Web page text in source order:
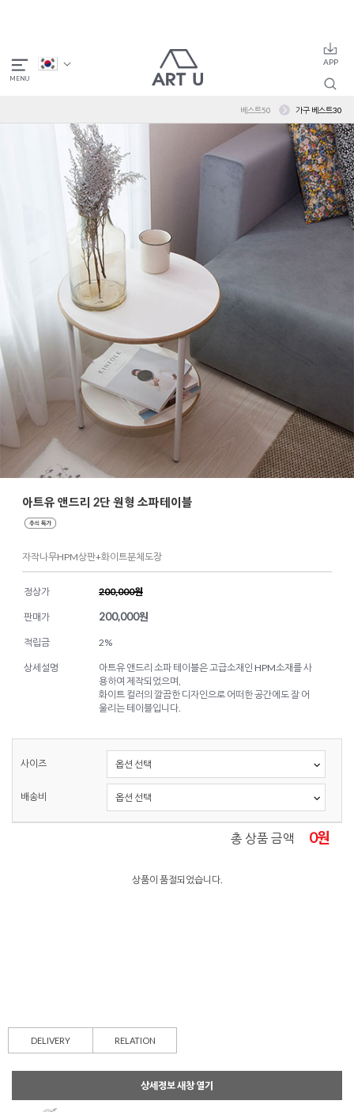
베스트50 가구 베스트30
아트유 앤드리 2단 원형 소파테이블
자작나무HPM상판+화이트분체도장
정상가 200,000원
판매가 200,000원
적립금 2%
상세설명
아트유 앤드리 소파 테이블은 고급소재인 HPM소재를 사
용하여 제작되었으며,
화이트 컬러의 깔끔한 디자인으로 어떠한 공간에도 잘 어
울리는 테이블입니다.
사이즈
배송비
총 상품 금액 0원
상품이 품절되었습니다.
DELIVERY RELATION
상세정보 새창 열기